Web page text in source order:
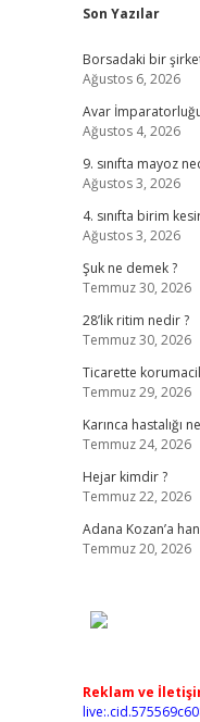
Son Yazılar
Borsadaki bir
Ağustos 6, 2026
Avar
Ağustos 4, 2026
9. sınıfta mayoz
Ağustos 3, 2026
4. sınıfta birim
Ağustos 3, 2026
Şuk ne demek ?
Temmuz 30, 2026
28’lik ritim nedir ?
Temmuz 30, 2026
Ticarette
Temmuz 29, 2026
Karınca hastalığı
Temmuz 24, 2026
Hejar kimdir ?
Temmuz 22, 2026
Adana Kozan’a
Temmuz 20, 2026
Reklam ve